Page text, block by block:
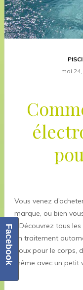
mai
Vous venez
marque, ou bien
? Découvrez tous
un traitement
doux pour le corps,
même avec un petit
Facebook